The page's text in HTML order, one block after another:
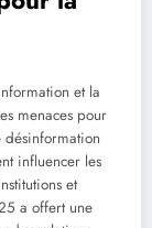
et la
menaces pour
désinformation
influencer les
et
a offert une